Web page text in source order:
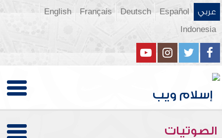
عربي Español
Deutsch
Français
English
Indonesia
الصوتيات